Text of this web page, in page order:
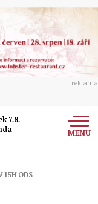
reklama
7.8.
MENU
15H ODS